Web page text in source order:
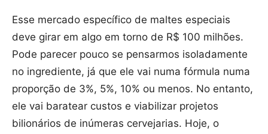
Esse mercado específico de maltes especiais
deve girar em algo em torno de R$ 100 milhões.
Pode parecer pouco se pensarmos isoladamente
no ingrediente, já que ele vai numa fórmula numa
proporção de 3%, 5%, 10% ou menos. No entanto,
ele vai baratear custos e viabilizar projetos
bilionários de inúmeras cervejarias. Hoje, o